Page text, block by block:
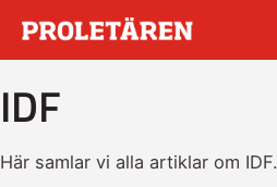
IDF
Här samlar vi alla artiklar om IDF.